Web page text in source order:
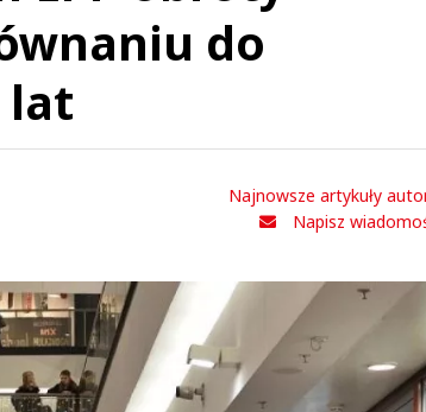
do
lat
Najnowsze artykuły
Napisz